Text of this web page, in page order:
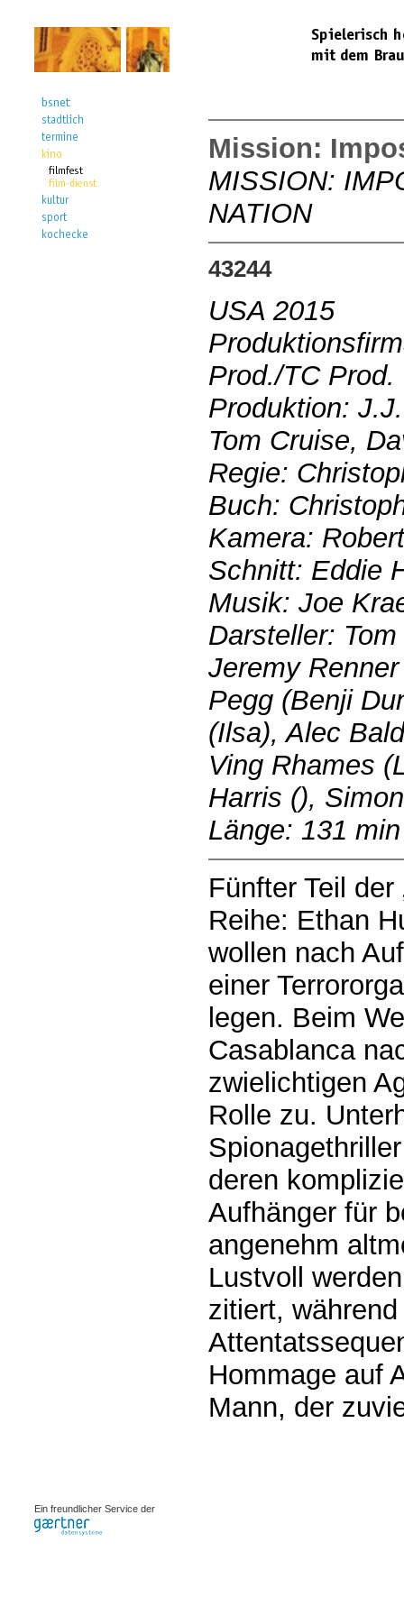
Mission:
MISSION:
NATION
43244
USA 2015
Prod./TC Prod.
Produktion:
Tom Cruise,
Regie:
Buch:
Kamera:
Schnitt: Eddie
Musik: Joe
Darsteller:
Jeremy
Pegg (Benji
(Ilsa), Alec
Ving Rhames
Harris (),
Länge: 131 min
Fünfter Teil der
Reihe: Ethan
wollen nach
einer
legen. Beim
Casablanca
zwielichtigen
Rolle zu.
deren
Aufhänger für
angenehm
Lustvoll
zitiert,
Hommage auf
Mann, der
Ein freundlicher Service der